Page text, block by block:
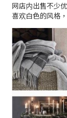
网店内出售不少
喜欢白色的风格